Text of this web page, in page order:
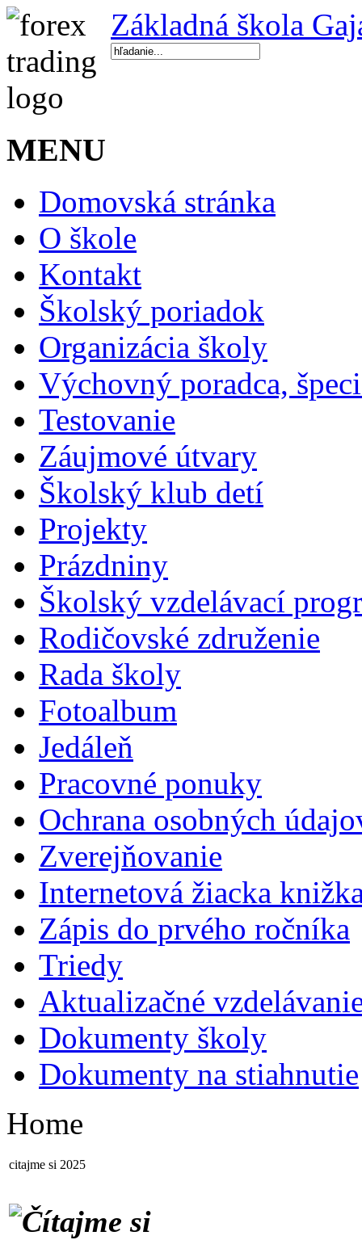
Základná škola
MENU
Domovská stránka
O škole
Kontakt
Školský poriadok
Organizácia školy
Výchovný poradca,
Testovanie
Záujmové útvary
Školský klub detí
Projekty
Prázdniny
Školský vzdelávací
Rodičovské združenie
Rada školy
Fotoalbum
Jedáleň
Pracovné ponuky
Ochrana osobných
Zverejňovanie
Internetová žiacka
Zápis do prvého ročníka
Triedy
Aktualizačné
Dokumenty školy
Dokumenty na stiahnutie
Home
citajme si 2025
Čítajme si